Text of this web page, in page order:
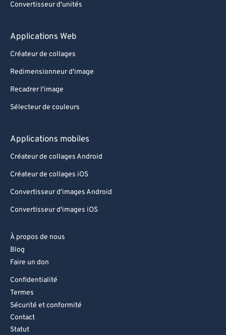
Convertisseur d'unités
Applications Web
Créateur de collages
Redimensionneur d'image
Recadrer l'image
Sélecteur de couleurs
Applications mobiles
Créateur de collages Android
Créateur de collages iOS
Convertisseur d'images Android
Convertisseur d'images iOS
À propos de nous
Blog
Faire un don
Confidentialité
Termes
Sécurité et conformité
Contact
Statut